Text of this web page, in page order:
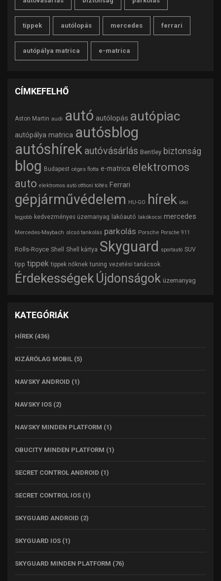
tippek autólopás mercedes ferrari
autópálya matrica e-matrica
CÍMKEFELHŐ
Aston Martin audi autó autólopás autópiac
autópálya matrica autósblog
autóshírek autóvásárlás Bentley biztonság
blog Budapest céges flotta e-matrica elektromos
auto elektromos autó otthoni töltés Ferrari
gépjárművédelem HU-GO hírek idei
legjobb kedvezményes üzemanyag lakóautó lakókocsi mercedes
Mercedes-Maybach olcsó tankolás parkolás Porsche Porsche 911
Rolls-Royce Shell Shell kártya Skyguard sportautó SUV
tipp tippek tippek nőknek tuning vezetési tanácsok
Érdekességek Újdonságok üzemanyag
KATEGÓRIÁK
HÍREK (436)
KIZÁRÓLAG MOBIL (5)
NAVSKY ANDROID (1)
NAVSKY IOS (2)
NAVSKY MINDEN PLATFORM (1)
OBUCITY MINDEN PLATFORM (1)
SECRET CONTROL ANDROID (1)
SECRET CONTROL IOS (1)
SKYGUARD ANDROID (2)
SKYGUARD IOS (1)
SKYGUARD MINDEN PLATFORM (76)